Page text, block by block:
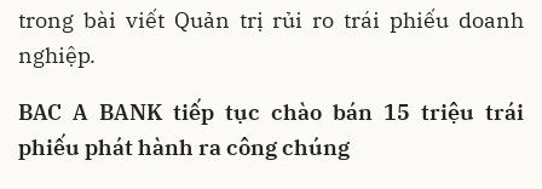
trong bài viết Quản trị rủi ro trái phiếu doanh
nghiệp.
BAC A BANK tiếp tục chào bán 15 triệu trái
phiếu phát hành ra công chúng